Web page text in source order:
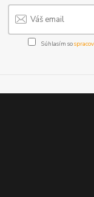
Súhlasím so